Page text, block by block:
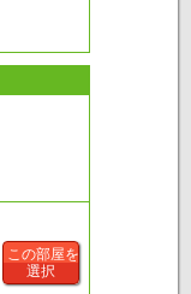
この部屋を
選択